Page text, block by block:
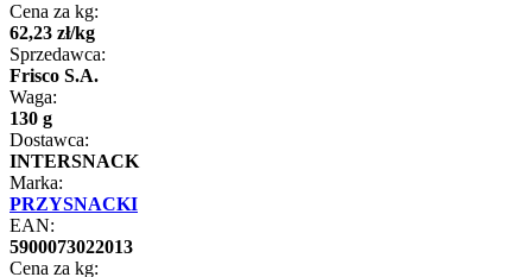
Cena za kg:
62,23 zł/kg
Sprzedawca:
Frisco S.A.
Waga:
130 g
Dostawca:
INTERSNACK
Marka:
PRZYSNACKI
EAN:
5900073022013
Cena za kg: